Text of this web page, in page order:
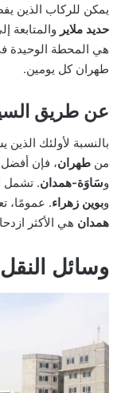
يمكن للركاب الذين
حديد ملایر والمتابعة
هي المحطة الوحيدة
طهران كل يومين.
عن طريق
بالنسبة لأولئك
من طهران، فإن
وسَاوَة-همدان. تشمل
وبوين زهراء. عمومًا،
همدان هي الأكثر
وسائل